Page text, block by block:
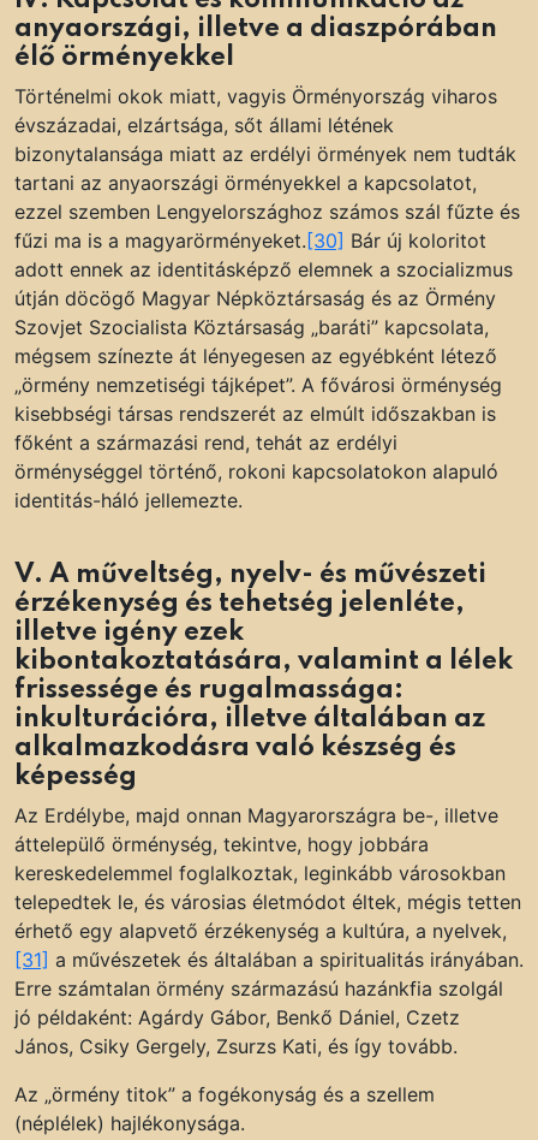
anyaországi, illetve a diaszpórában
élő örményekkel
Történelmi okok miatt, vagyis Örményország viharos
évszázadai, elzártsága, sőt állami létének
bizonytalansága miatt az erdélyi örmények nem tudták
tartani az anyaországi örményekkel a kapcsolatot,
ezzel szemben Lengyelországhoz számos szál fűzte és
fűzi ma is a magyarörményeket.[30] Bár új koloritot
adott ennek az identitásképző elemnek a szocializmus
útján döcögő Magyar Népköztársaság és az Örmény
Szovjet Szocialista Köztársaság „baráti” kapcsolata,
mégsem színezte át lényegesen az egyébként létező
„örmény nemzetiségi tájképet”. A fővárosi örménység
kisebbségi társas rendszerét az elmúlt időszakban is
főként a származási rend, tehát az erdélyi
örménységgel történő, rokoni kapcsolatokon alapuló
identitás-háló jellemezte.
V. A műveltség, nyelv- és művészeti
érzékenység és tehetség jelenléte,
illetve igény ezek
kibontakoztatására, valamint a lélek
frissessége és rugalmassága:
inkulturációra, illetve általában az
alkalmazkodásra való készség és
képesség
Az Erdélybe, majd onnan Magyarországra be-, illetve
áttelepülő örménység, tekintve, hogy jobbára
kereskedelemmel foglalkoztak, leginkább városokban
telepedtek le, és városias életmódot éltek, mégis tetten
érhető egy alapvető érzékenység a kultúra, a nyelvek,
[31] a művészetek és általában a spiritualitás irányában.
Erre számtalan örmény származású hazánkfia szolgál
jó példaként: Agárdy Gábor, Benkő Dániel, Czetz
János, Csiky Gergely, Zsurzs Kati, és így tovább.
Az „örmény titok” a fogékonyság és a szellem
(néplélek) hajlékonysága.